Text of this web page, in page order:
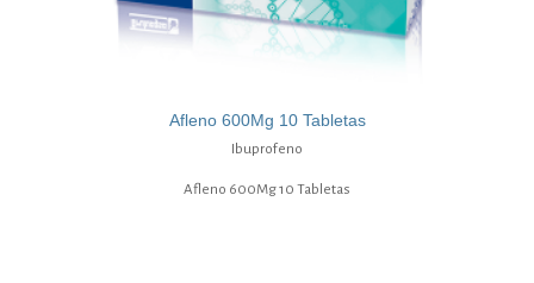
Afleno 600Mg 10 Tabletas
Ibuprofeno
Afleno 600Mg 10 Tabletas